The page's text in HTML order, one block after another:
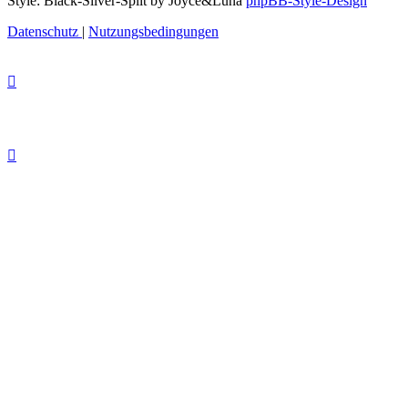
Datenschutz | Nutzungsbedingungen